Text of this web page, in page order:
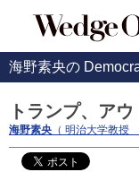
海野素央の
トランプ、ア
海野素央 （ 明治大学教授